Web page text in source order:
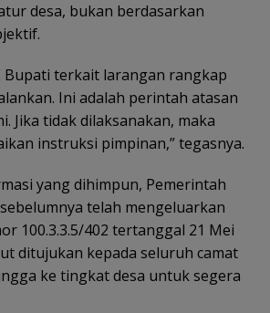
desa, bukan berdasarkan
Bupati terkait larangan rangkap
Ini adalah perintah atasan
Jika tidak dilaksanakan, maka
instruksi pimpinan,” tegasnya.
yang dihimpun, Pemerintah
telah mengeluarkan
100.3.3.5/402 tertanggal 21 Mei
ditujukan kepada seluruh camat
ke tingkat desa untuk segera